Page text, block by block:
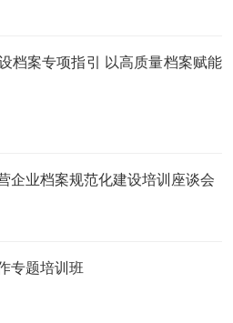
档案专项指引 以高质量档案赋能
企业档案规范化建设培训座谈会
专题培训班